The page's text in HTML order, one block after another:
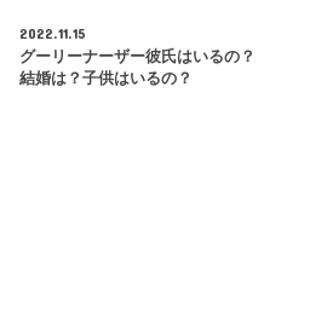
2022.11.15
グーリーナーザー彼氏はいるの？
結婚は？子供はいるの？